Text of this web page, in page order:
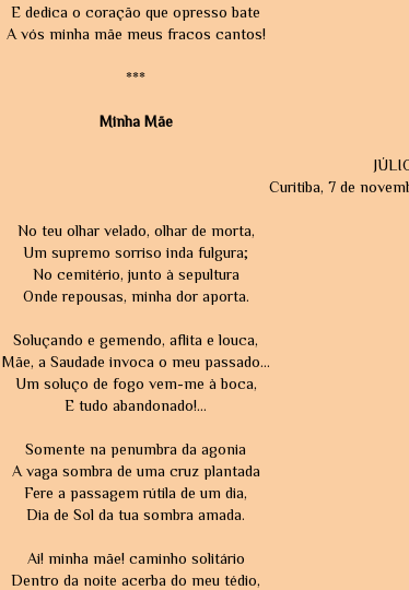
E dedica o coração que opresso bate
A vós minha mãe meus fracos cantos!
***
Minha Mãe
Curitiba, 7 de
No teu olhar velado, olhar de morta,
Um supremo sorriso inda fulgura;
No cemitério, junto à sepultura
Onde repousas, minha dor aporta.
Soluçando e gemendo, aflita e louca,
Mãe, a Saudade invoca o meu passado...
Um soluço de fogo vem-me à boca,
E tudo abandonado!...
Somente na penumbra da agonia
A vaga sombra de uma cruz plantada
Fere a passagem rútila de um dia,
Dia de Sol da tua sombra amada.
Ai! minha mãe! caminho solitário
Dentro da noite acerba do meu tédio,